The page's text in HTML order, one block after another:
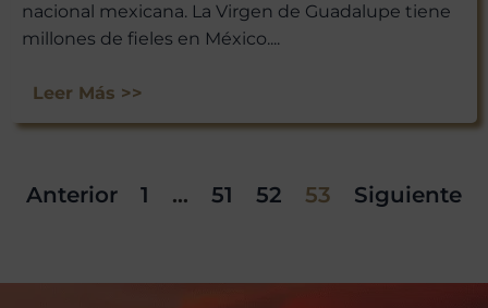
nacional mexicana. La Virgen de Guadalupe tiene
millones de fieles en México....
Leer Más >>
Anterior 1 … 51 52 53 Siguiente